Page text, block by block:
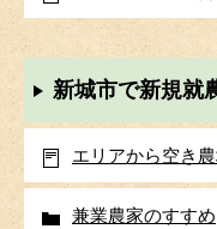
新城市で新規就
エリアから空き
兼業農家のすすめ